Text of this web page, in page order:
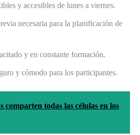
y accesibles de lunes a viernes.
necesaria para la planificación de
y en constante formación.
y cómodo para los participantes.
comparten todas las células en los